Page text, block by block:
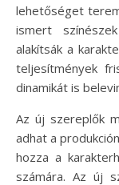
lehetőséget
ismert
alakítsák a
teljesítmények
dinamikát is
Az új szereplők
adhat a
hozza a
számára. Az új